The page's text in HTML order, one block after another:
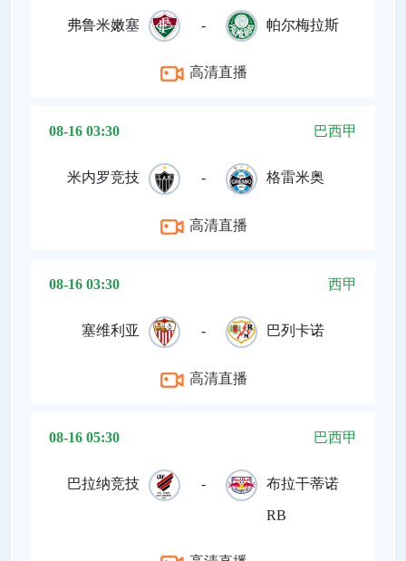
弗鲁米嫩塞 - 帕尔梅拉斯
高清直播
08-16 03:30 巴西甲
米内罗竞技 - 格雷米奥
高清直播
08-16 03:30 西甲
塞维利亚 - 巴列卡诺
高清直播
08-16 05:30 巴西甲
巴拉纳竞技 - 布拉干蒂诺
RB